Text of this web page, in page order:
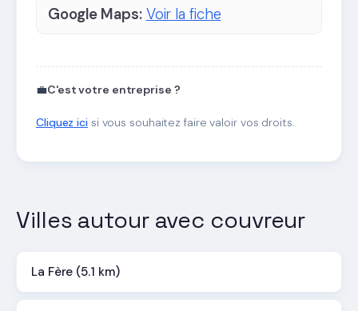
Google Maps: Voir la fiche
💼C'est votre entreprise ?
Cliquez icisi vous souhaitez faire valoir vos droits.
Villes autour avec couvreur
La Fère (5.1 km)